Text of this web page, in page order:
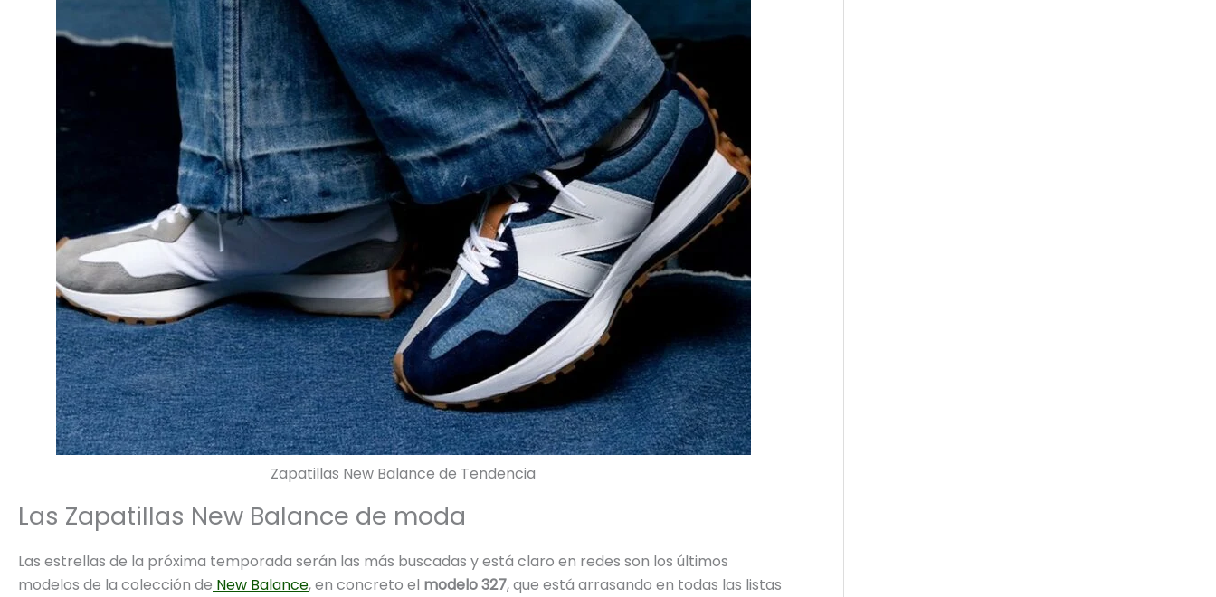
Zapatillas New Balance de Tendencia
Las Zapatillas New Balance de moda
Las estrellas de la próxima temporada serán las más buscadas y está claro en redes son los últimos
modelos de la colección de New Balance, en concreto el modelo 327, que está arrasando en todas las listas